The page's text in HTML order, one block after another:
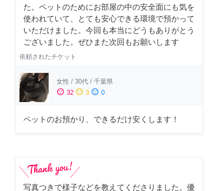
た。ペットのためにお部屋の中の安全面にも気を
使われていて、とても安心できる環境で預かって
いただけました。今回も本当にどうもありがとう
ございました。ぜひまた次回もお願いします
依頼されたチケット
女性 / 30代 / 千葉県
sentiment_satisfied 32 sentiment_neutral 3 sentiment_dissatisfied 0
ペットのお預かり、できるだけ安くします！
写真つきで様子などを教えてくださりました。優